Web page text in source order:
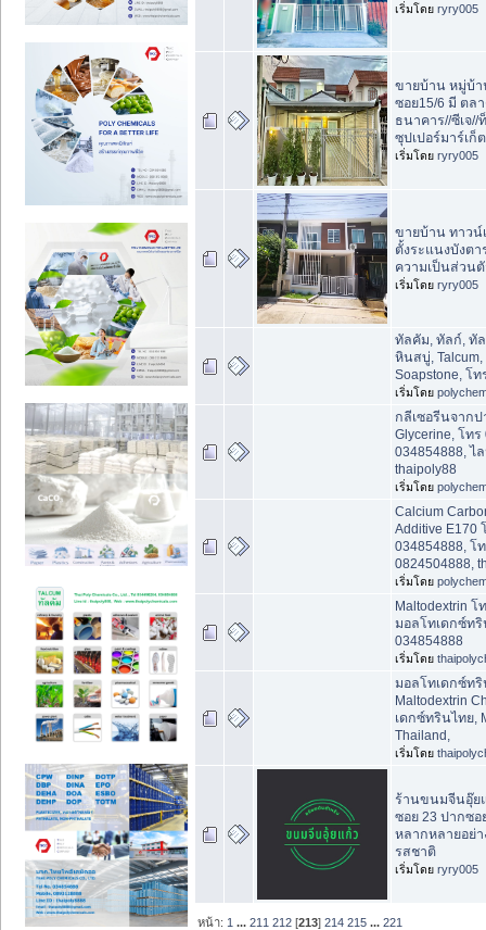
เริ่มโดย ryry005
ขายบ้าน หมู่บ้า
ซอย15/6 มี ตล
ธนาคาร//ซีเจ//
ซุปเปอร์มาร์เก็ต
เริ่มโดย ryry005
ขายบ้าน ทาวน์
ตั้งระแนงบังตา
ความเป็นส่วน
เริ่มโดย ryry005
ทัลคัม, ทัลก์, ทั
หินสบู่, Talcum,
Soapstone, โท
เริ่มโดย
กลีเซอรีนจากป
Glycerine, โทร
034854888, ไ
thaipoly88
เริ่มโดย
Calcium
Additive E170
034854888, โ
0824504888,
เริ่มโดย
Maltodextrin โ
มอลโทเดกซ์ท
034854888
เริ่มโดย
มอลโทเดกซ์ท
Maltodextrin
เดกซ์ทรินไทย,
Thailand,
เริ่มโดย
ร้านขนมจีนอุ๊ย
ซอย 23 ปากซ
หลากหลายอย่
รสชาติ
เริ่มโดย ryry005
หน้า: 1 ...211 212 [213]214 215 ...221